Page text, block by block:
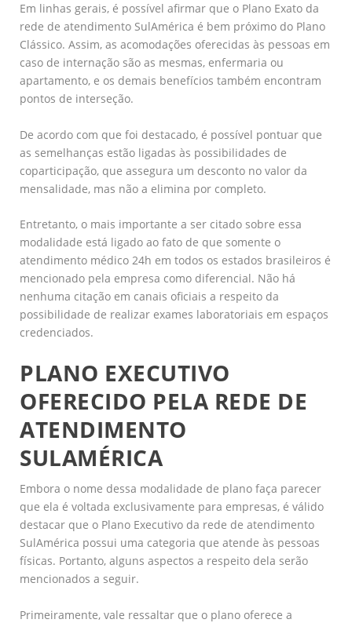
Em linhas gerais, é possível afirmar que o Plano Exato da
rede de atendimento SulAmérica é bem próximo do Plano
Clássico. Assim, as acomodações oferecidas às pessoas em
caso de internação são as mesmas, enfermaria ou
apartamento, e os demais benefícios também encontram
pontos de interseção.
De acordo com que foi destacado, é possível pontuar que
as semelhanças estão ligadas às possibilidades de
coparticipação, que assegura um desconto no valor da
mensalidade, mas não a elimina por completo.
Entretanto, o mais importante a ser citado sobre essa
modalidade está ligado ao fato de que somente o
atendimento médico 24h em todos os estados brasileiros é
mencionado pela empresa como diferencial. Não há
nenhuma citação em canais oficiais a respeito da
possibilidade de realizar exames laboratoriais em espaços
credenciados.
PLANO EXECUTIVO
OFERECIDO PELA REDE DE
ATENDIMENTO
SULAMÉRICA
Embora o nome dessa modalidade de plano faça parecer
que ela é voltada exclusivamente para empresas, é válido
destacar que o Plano Executivo da rede de atendimento
SulAmérica possui uma categoria que atende às pessoas
físicas. Portanto, alguns aspectos a respeito dela serão
mencionados a seguir.
Primeiramente, vale ressaltar que o plano oferece a